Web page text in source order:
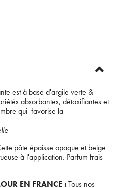
est à base d'argile verte &
absorbantes, détoxifiantes et
qui favorise la
pâte épaisse opaque et beige
à l'application. Parfum frais
EN FRANCE :Tous nos